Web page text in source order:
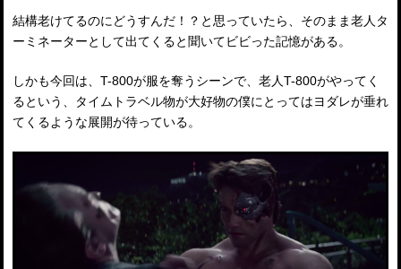
結構老けてるのにどうすんだ！？と思っていたら、そのまま老人タ
ーミネーターとして出てくると聞いてビビった記憶がある。
しかも今回は、T-800が服を奪うシーンで、老人T-800がやってく
るという、タイムトラベル物が大好物の僕にとってはヨダレが垂れ
てくるような展開が待っている。